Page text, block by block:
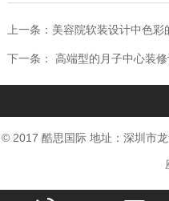
上一条： 美容院软装设计中色彩
下一条： 高端型的月子中心装
© 2017 酷思国际 地址：深圳市